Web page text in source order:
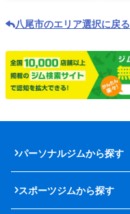
八尾市のエリア選択に戻る
パーソナルジムから探す
スポーツジムから探す